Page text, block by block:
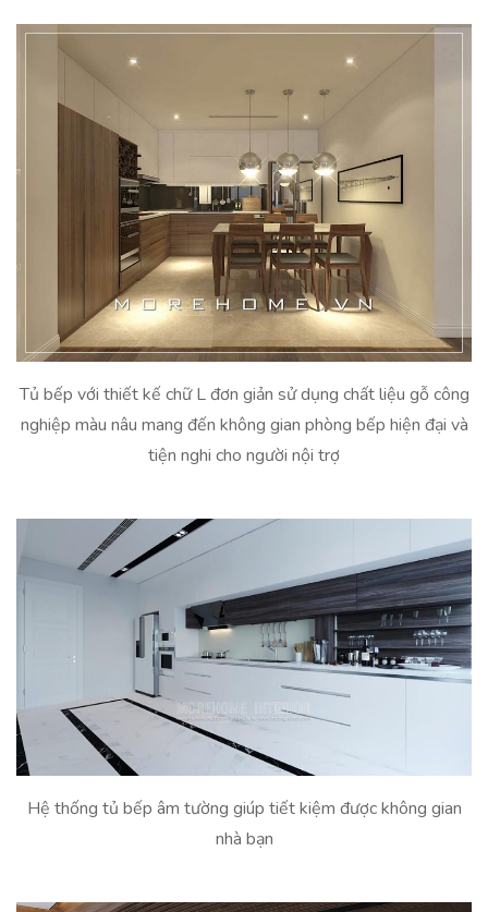
Tủ bếp với thiết kế chữ L đơn giản sử dụng chất liệu gỗ công
nghiệp màu nâu mang đến không gian phòng bếp hiện đại và
tiện nghi cho người nội trợ
Hệ thống tủ bếp âm tường giúp tiết kiệm được không gian
nhà bạn